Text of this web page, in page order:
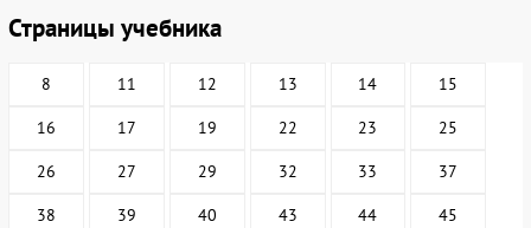
Страницы учебника
8 11 12 13 14 15
16 17 19 22 23 25
26 27 29 32 33 37
38 39 40 43 44 45